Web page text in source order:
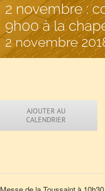
2 novembre :
9h00 à la
2 novembre
AJOUTER AU
CALENDRIER